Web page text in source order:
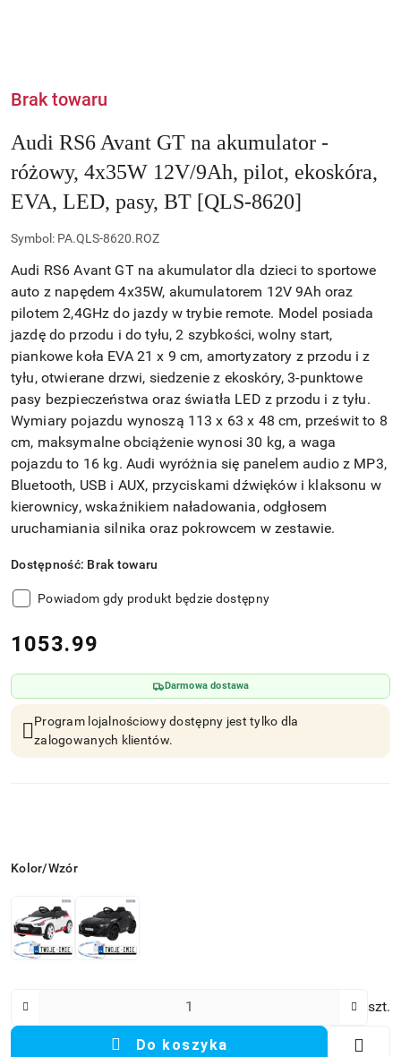
Brak towaru
Audi RS6 Avant GT na akumulator -
różowy, 4x35W 12V/9Ah, pilot, ekoskóra,
EVA, LED, pasy, BT [QLS-8620]
Symbol: PA.QLS-8620.ROZ
Audi RS6 Avant GT na akumulator dla dzieci to sportowe
auto z napędem 4x35W, akumulatorem 12V 9Ah oraz
pilotem 2,4GHz do jazdy w trybie remote. Model posiada
jazdę do przodu i do tyłu, 2 szybkości, wolny start,
piankowe koła EVA 21 x 9 cm, amortyzatory z przodu i z
tyłu, otwierane drzwi, siedzenie z ekoskóry, 3-punktowe
pasy bezpieczeństwa oraz światła LED z przodu i z tyłu.
Wymiary pojazdu wynoszą 113 x 63 x 48 cm, prześwit to 8
cm, maksymalne obciążenie wynosi 30 kg, a waga
pojazdu to 16 kg. Audi wyróżnia się panelem audio z MP3,
Bluetooth, USB i AUX, przyciskami dźwięków i klaksonu w
kierownicy, wskaźnikiem naładowania, odgłosem
uruchamiania silnika oraz pokrowcem w zestawie.
Dostępność: Brak towaru
Powiadom gdy produkt będzie dostępny
cena:
1053.99
Darmowa dostawa
Program lojalnościowy dostępny jest tylko dla
zalogowanych klientów.
Wariant
Kolor/Wzór
szt.
Do koszyka